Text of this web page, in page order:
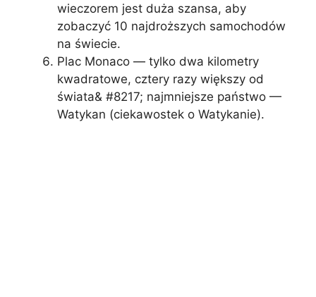
wieczorem jest duża szansa, aby
zobaczyć 10 najdroższych samochodów
na świecie.
Plac Monaco — tylko dwa kilometry
kwadratowe, cztery razy większy od
świata& #8217; najmniejsze państwo —
Watykan (ciekawostek o Watykanie).